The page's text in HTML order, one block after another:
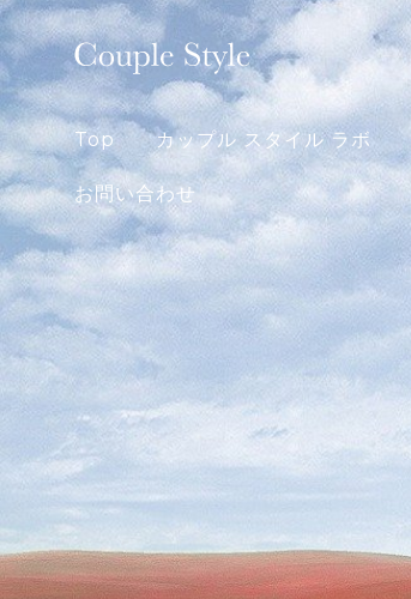
Skip
to
content
Top カップル スタイル ラボ
お問い合わせ